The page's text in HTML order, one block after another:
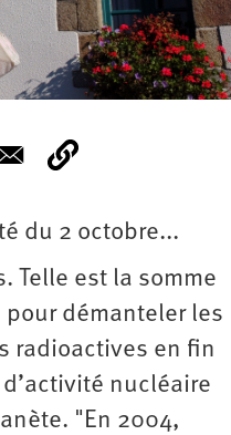
du 2 octobre...
Telle est la somme
démanteler les
radioactives en fin
nucléaire
"En 2004,